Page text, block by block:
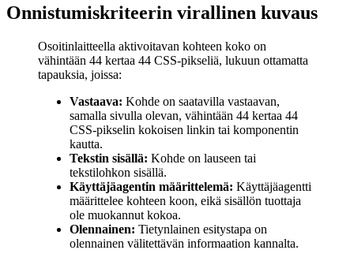
Onnistumiskriteerin virallinen kuvaus
Osoitinlaitteella aktivoitavan kohteen koko on
vähintään 44 kertaa 44 CSS-pikseliä, lukuun ottamatta
tapauksia, joissa:
Vastaava: Kohde on saatavilla vastaavan,
samalla sivulla olevan, vähintään 44 kertaa 44
CSS-pikselin kokoisen linkin tai komponentin
kautta.
Tekstin sisällä: Kohde on lauseen tai
tekstilohkon sisällä.
Käyttäjäagentin määrittelemä: Käyttäjäagentti
määrittelee kohteen koon, eikä sisällön tuottaja
ole muokannut kokoa.
Olennainen: Tietynlainen esitystapa on
olennainen välitettävän informaation kannalta.